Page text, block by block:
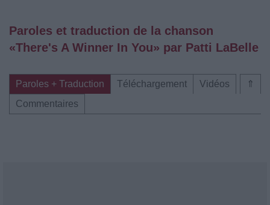
Paroles et traduction de la chanson
«There's A Winner In You» par Patti LaBelle
⇑
Paroles + Traduction Téléchargement
Vidéos
Commentaires